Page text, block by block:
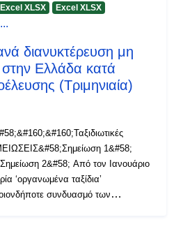
Excel XLSX
Excel XLSX
...
διανυκτέρευση μη
στην Ελλάδα κατά
(Τριμηνιαία)
1&#58;
2&#58; Από τον Ιανουάριο
‘οργανωμένα ταξίδια’
συνδυασμό των